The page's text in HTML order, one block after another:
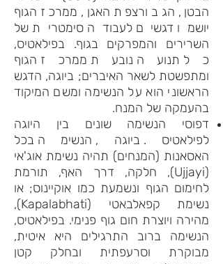
הבטן, הגב ורצפת האגן, ממרכז הגוף
יושמו דגשים לעבודה סימטרית של
השרירים והמפרקים בגוף. בפילאטיס,
כל תנועה נובעת ממרכז הגוף
ומתפשטת לשאר האיברים; ביוגה, הדגש
הראשוני הוא על הנשימה ומשם המיקוד
בהעמקה של המנח.
דפוסי הנשימה שונים בין היוגה
לפילאטיס. ביוגה, הנשימה בכל
האסאנות (המנחים) תהיה נשימת אוג'אי
(Ujjayi), חלקה, דרך האף, תורמת
לחימום הגוף ונשמעת כמו אוקיינוס; או
נשימת קפאלבאטי (Kapalabhati),
מהירה ויוצרת חום גוף פנימי. בפילאטיס,
הנשימה ברוב התרגילים היא איטית,
מבוקרת וסרעפתית ובחלק קטן